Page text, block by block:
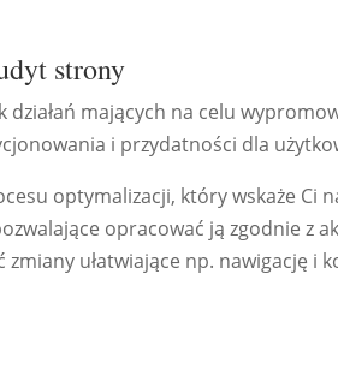
strony
mających na celu
i przydatności dla
optymalizacji, który wskaże Ci
opracować ją zgodnie z
ułatwiające np. nawigację i